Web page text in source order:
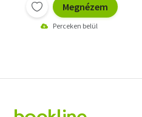
Megnézem
Perceken belül